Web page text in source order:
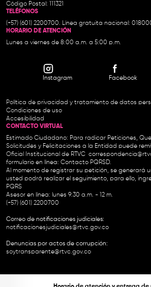
Código Postal: 111321
TELÉFONOS
(+57) (601) 2200700. Línea gratuita nacional:
HORARIO DE ATENCIÓN
Lunes a viernes de 8:00 a.m. a 5:00 p.m.
Instagram Facebook
Política de privacidad y tratamiento de datos
Condiciones de uso
Accesibilidad
CONTACTO VIRTUAL
Estimado Ciudadano: Para radicar Peticiones,
Solicitudes y Felicitaciones a la Entidad puede
Oficial Institucional de RTVC
formulario en línea: Contacto PQRSD.
Al momento de registrar su petición, se generará
usted podrá realizar el seguimiento, para ello,
PQRS
Asesor en línea: lunes 9:30 a.m. - 12 m.
(+57) (601) 2200700
Correo de notificaciones judiciales:
notificacionesjudiciales@rtvc.gov.co
Denuncias por actos de corrupción:
soytransparente@rtvc.gov.co